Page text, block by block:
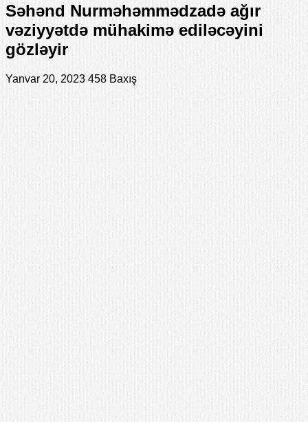
Səhənd Nurməhəmmədzadə ağır
vəziyyətdə mühakimə ediləcəyini
gözləyir
Yanvar 20, 2023 458 Baxış